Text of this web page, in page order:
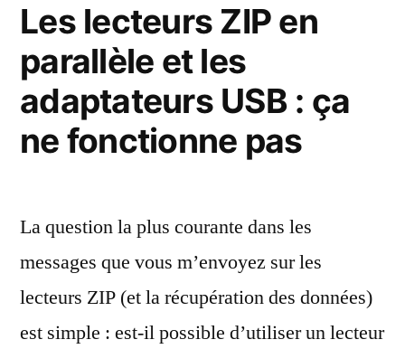
ZIP
dans
la
Pippin
Les lecteurs ZIP en
parallèle et les
adaptateurs USB : ça
ne fonctionne pas
La question la plus courante dans les
messages que vous m’envoyez sur les
lecteurs ZIP (et la récupération des données)
est simple : est-il possible d’utiliser un lecteur